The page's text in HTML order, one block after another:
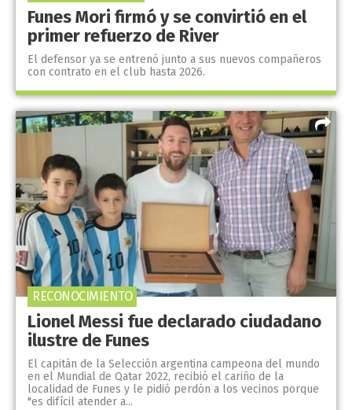
Funes Mori firmó y se convirtió en el
primer refuerzo de River
El defensor ya se entrenó junto a sus nuevos compañeros
con contrato en el club hasta 2026.
Lionel Messi fue declarado ciudadano
ilustre de Funes
El capitán de la Selección argentina campeona del mundo
en el Mundial de Qatar 2022, recibió el cariño de la
localidad de Funes y le pidió perdón a los vecinos porque
"es difícil atender a...
RECONOCIMIENTO